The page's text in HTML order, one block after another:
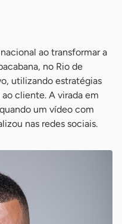
ao transformar a
no Rio de
utilizando estratégias
cliente. A virada em
um vídeo com
nas redes sociais.